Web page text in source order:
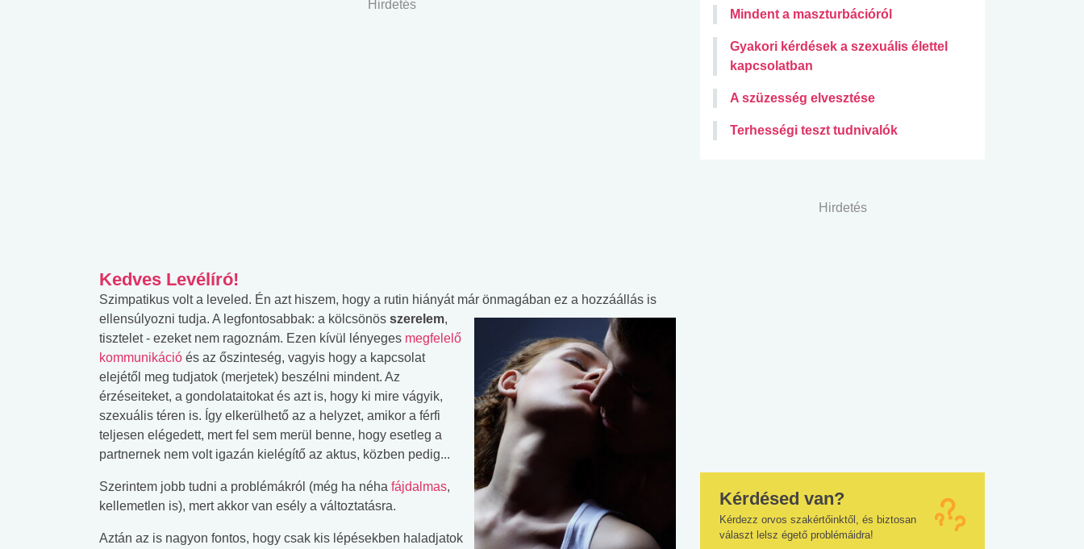
Hirdetés
Kedves Levélíró!
Szimpatikus volt a leveled. Én azt hiszem, hogy a rutin hiányát már önmagában ez a hozzáállás is
ellensúlyozni tudja. A legfontosabbak: a kölcsönös szerelem,
tisztelet - ezeket nem ragoznám. Ezen kívül lényeges megfelelő
kommunikáció és az őszinteség, vagyis hogy a kapcsolat
elejétől meg tudjatok (merjetek) beszélni mindent. Az
érzéseiteket, a gondolataitokat és azt is, hogy ki mire vágyik,
szexuális téren is. Így elkerülhető az a helyzet, amikor a férfi
teljesen elégedett, mert fel sem merül benne, hogy esetleg a
partnernek nem volt igazán kielégítő az aktus, közben pedig...
Szerintem jobb tudni a problémákról (még ha néha fájdalmas,
kellemetlen is), mert akkor van esély a változtatásra.
Aztán az is nagyon fontos, hogy csak kis lépésekben haladjatok
Mindent a maszturbációról
Gyakori kérdések a szexuális élettel
kapcsolatban
A szüzesség elvesztése
Terhességi teszt tudnivalók
Hirdetés
Kérdésed van?
Kérdezz orvos szakértőinktől, és biztosan
választ lelsz égető problémáidra!